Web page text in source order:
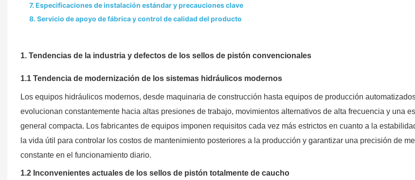
7. Especificaciones de instalación estándar y precauciones clave
8. Servicio de apoyo de fábrica y control de calidad del producto
1. Tendencias de la industria y defectos de los sellos de pistón convencionales
1.1 Tendencia de modernización de los sistemas hidráulicos modernos
Los equipos hidráulicos modernos, desde maquinaria de construcción hasta equipos de producción
evolucionan constantemente hacia altas presiones de trabajo, movimientos alternativos de alta frecuencia y una
general compacta. Los fabricantes de equipos imponen requisitos cada vez más estrictos en cuanto a la
la vida útil para controlar los costos de mantenimiento posteriores a la producción y garantizar una precisión de
constante en el funcionamiento diario.
1.2 Inconvenientes actuales de los sellos de pistón totalmente de caucho